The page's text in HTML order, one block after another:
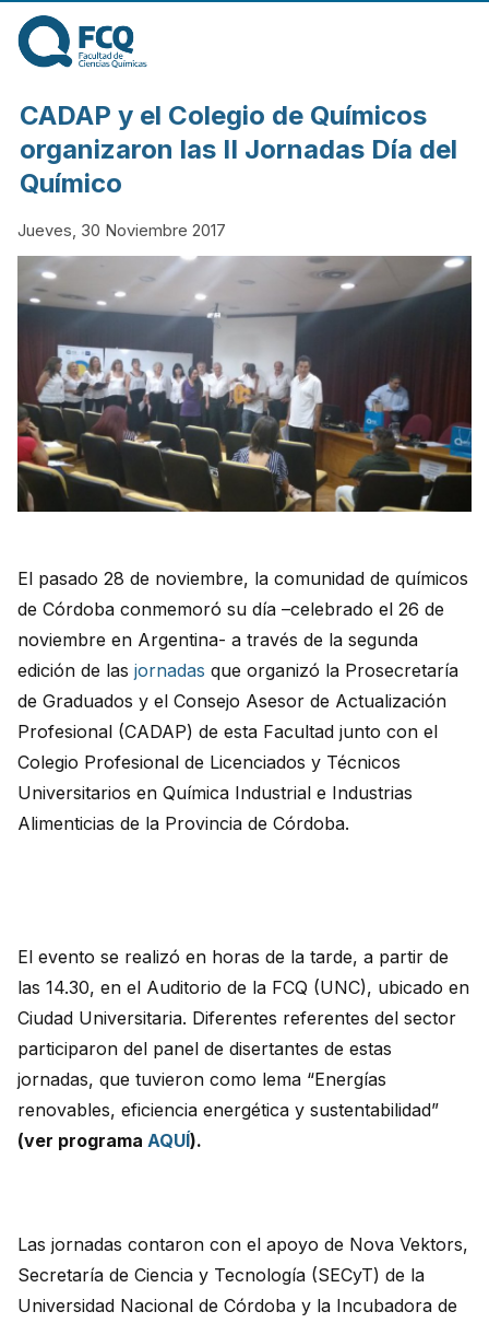
CIENCIAS
LA
UNIVERSIDAD
NACIONAL DE
CÓRDOBA
CADAP y el Colegio de Químicos
organizaron las II Jornadas Día del
Químico
Jueves, 30 Noviembre 2017
El pasado 28 de noviembre, la comunidad de químicos
de Córdoba conmemoró su día –celebrado el 26 de
noviembre en Argentina- a través de la segunda
edición de las jornadas que organizó la Prosecretaría
de Graduados y el Consejo Asesor de Actualización
Profesional (CADAP) de esta Facultad junto con el
Colegio Profesional de Licenciados y Técnicos
Universitarios en Química Industrial e Industrias
Alimenticias de la Provincia de Córdoba.
El evento se realizó en horas de la tarde, a partir de
las 14.30, en el Auditorio de la FCQ (UNC), ubicado en
Ciudad Universitaria. Diferentes referentes del sector
participaron del panel de disertantes de estas
jornadas, que tuvieron como lema “Energías
renovables, eficiencia energética y sustentabilidad”
(ver programa AQUÍ).
Las jornadas contaron con el apoyo de Nova Vektors,
Secretaría de Ciencia y Tecnología (SECyT) de la
Universidad Nacional de Córdoba y la Incubadora de